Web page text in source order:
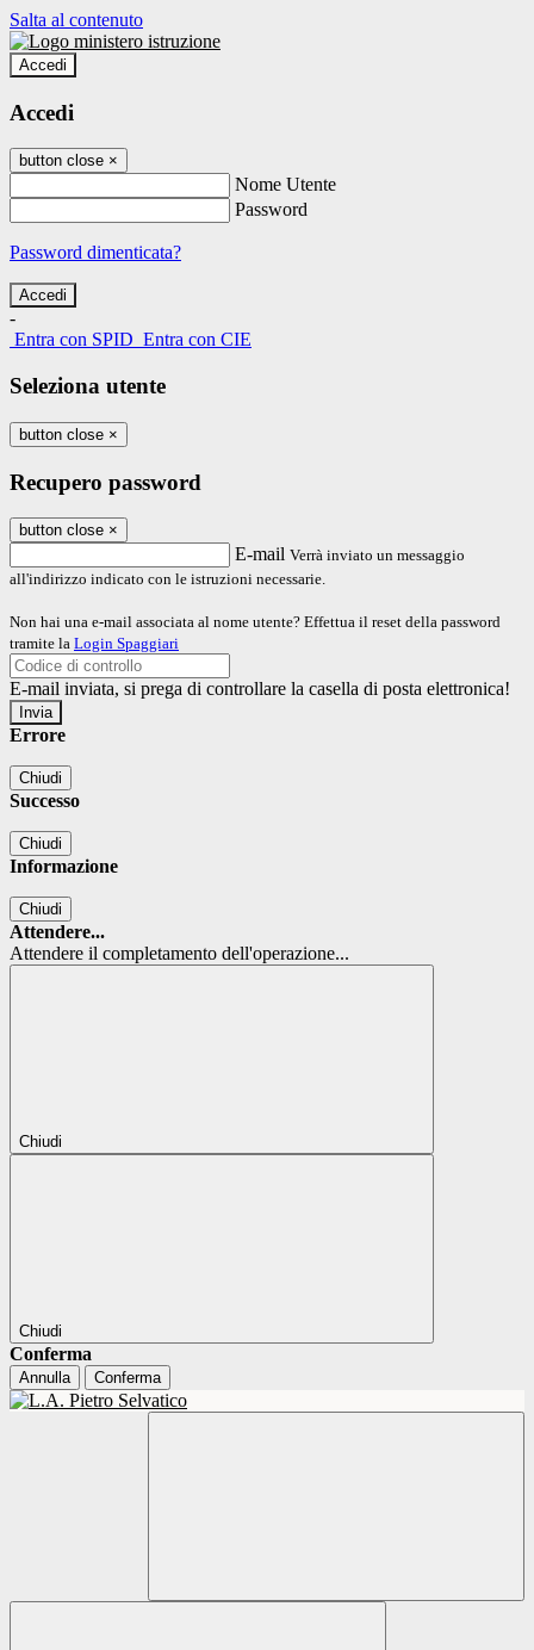
Salta al contenuto
Accedi
Accedi
button close ×
Nome Utente
Password
Password dimenticata?
-
Entra con SPID Entra con CIE
Seleziona utente
button close ×
Recupero password
button close ×
E-mail Verrà inviato un messaggio
all'indirizzo indicato con le istruzioni necessarie.
Non hai una e-mail associata al nome utente? Effettua il reset della password
tramite la Login Spaggiari
E-mail inviata, si prega di controllare la casella di posta elettronica!
Errore
Chiudi
Successo
Chiudi
Informazione
Chiudi
Attendere...
Attendere il completamento dell'operazione...
Chiudi
Chiudi
Conferma
Annulla Conferma